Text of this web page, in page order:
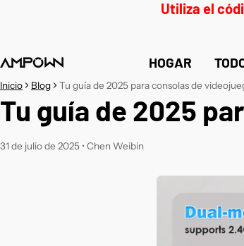
Utiliza el
HOGAR
Inicio Blog Tu guía de 2025 para consolas de
Tu guía de 2025
31 de julio de 2025 • Chen Weibin